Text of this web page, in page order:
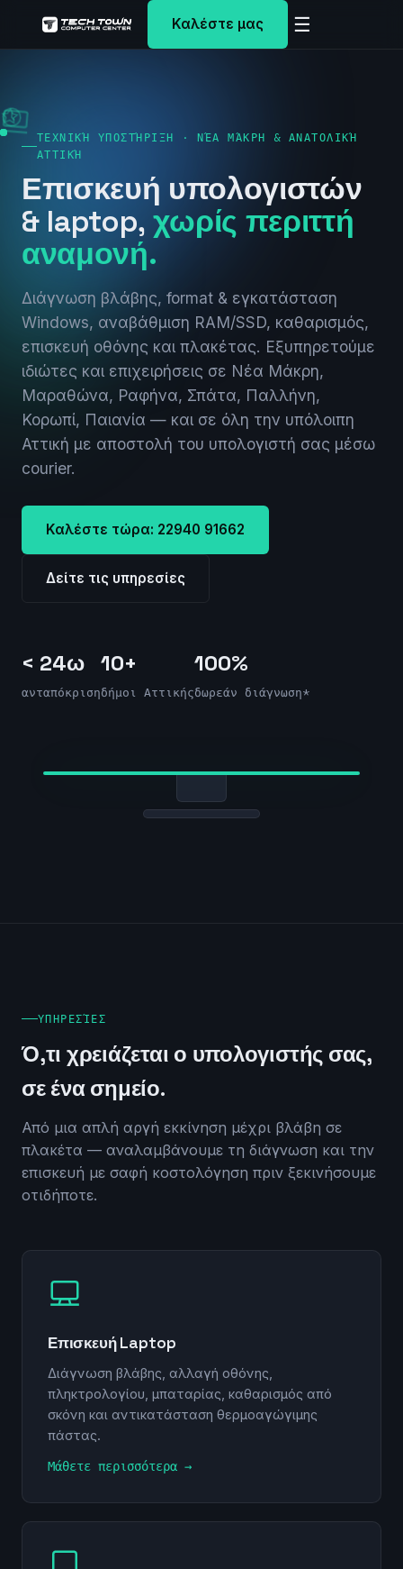
Καλέστε μας ☰
ΤΕΧΝΙΚΉ ΥΠΟΣΤΉΡΙΞΗ · ΝΈΑ ΜΆΚΡΗ & ΑΝΑΤΟΛΙΚΉ
ΑΤΤΙΚΉ
Επισκευή υπολογιστών
& laptop, χωρίς περιττή
αναμονή.
Διάγνωση βλάβης, format & εγκατάσταση
Windows, αναβάθμιση RAM/SSD, καθαρισμός,
επισκευή οθόνης και πλακέτας. Εξυπηρετούμε
ιδιώτες και επιχειρήσεις σε Νέα Μάκρη,
Μαραθώνα, Ραφήνα, Σπάτα, Παλλήνη,
Κορωπί, Παιανία — και σε όλη την υπόλοιπη
Αττική με αποστολή του υπολογιστή σας μέσω
courier.
Καλέστε τώρα: 22940 91662
Δείτε τις υπηρεσίες
< 24ω
ανταπόκριση
10+
δήμοι Αττικής
100%
δωρεάν διάγνωση*
ΥΠΗΡΕΣΊΕΣ
Ό,τι χρειάζεται ο υπολογιστής σας,
σε ένα σημείο.
Από μια απλή αργή εκκίνηση μέχρι βλάβη σε
πλακέτα — αναλαμβάνουμε τη διάγνωση και την
επισκευή με σαφή κοστολόγηση πριν ξεκινήσουμε
οτιδήποτε.
Επισκευή Laptop
Διάγνωση βλάβης, αλλαγή οθόνης,
πληκτρολογίου, μπαταρίας, καθαρισμός από
σκόνη και αντικατάσταση θερμοαγώγιμης
πάστας.
Μάθετε περισσότερα →